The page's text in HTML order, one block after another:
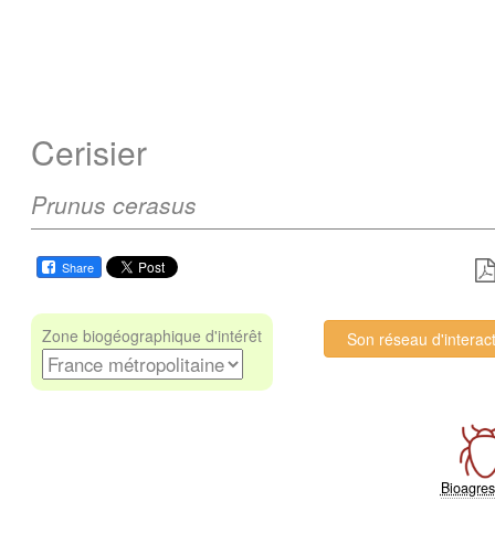
Cerisier
Prunus cerasus
Share
Zone biogéographique d'intérêt Son réseau